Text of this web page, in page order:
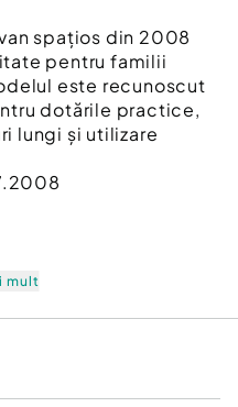
spațios din 2008
pentru familii
este recunoscut
dotările practice,
lungi și utilizare
mult